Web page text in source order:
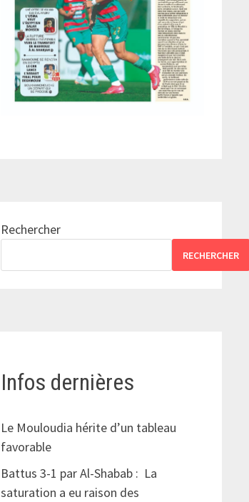
Rechercher
RECHERCHER
Infos dernières
Le Mouloudia hérite d’un tableau
favorable
Battus 3-1 par Al-Shabab : La
saturation a eu raison des